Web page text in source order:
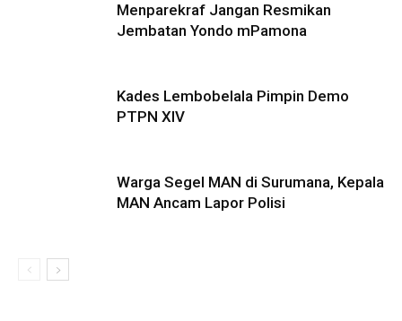
Menparekraf Jangan Resmikan
Jembatan Yondo mPamona
Kades Lembobelala Pimpin Demo
PTPN XIV
Warga Segel MAN di Surumana, Kepala
MAN Ancam Lapor Polisi